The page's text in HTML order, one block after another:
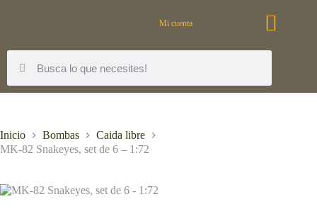
Mi cuenta
Inicio Bombas
Caida libre
MK-82 Snakeyes, set de 6 – 1:72